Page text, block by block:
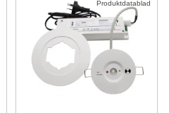
Produktdatablad